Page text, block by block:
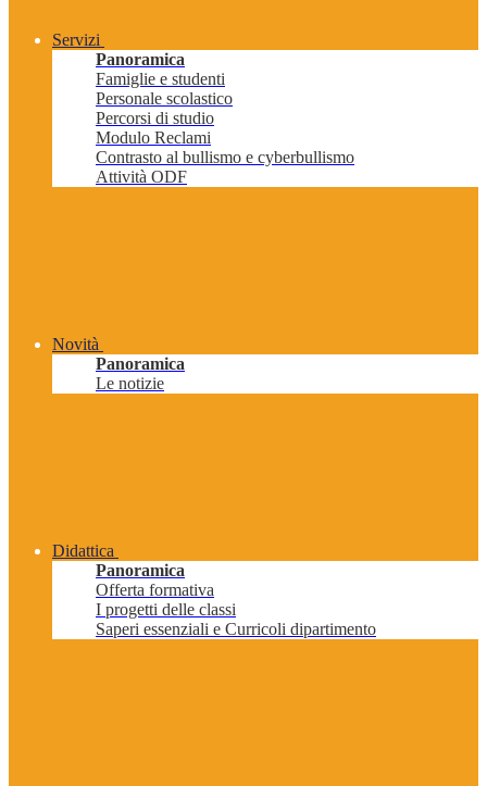
Servizi
Panoramica
Famiglie e studenti
Personale scolastico
Percorsi di studio
Modulo Reclami
Contrasto al bullismo e cyberbullismo
Attività ODF
Novità
Panoramica
Le notizie
Didattica
Panoramica
Offerta formativa
I progetti delle classi
Saperi essenziali e Curricoli dipartimento